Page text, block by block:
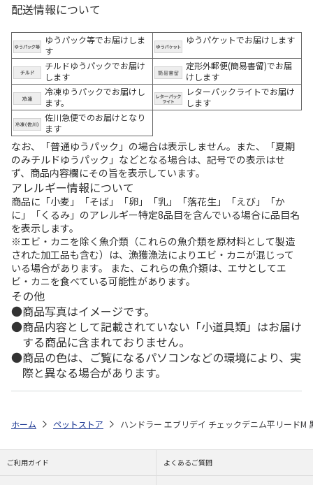
配送情報について
ゆうパック等でお届けしま
す
ゆうパケットでお届けします
チルドゆうパックでお届け
します
定形外郵便(簡易書留)でお届
けします
冷凍ゆうパックでお届けし
ます。
レターパックライトでお届け
します
佐川急便でのお届けとなり
ます
なお、「普通ゆうパック」の場合は表示しません。また、「夏期
のみチルドゆうパック」などとなる場合は、記号での表示はせ
ず、商品内容欄にその旨を表示しています。
アレルギー情報について
商品に「小麦」「そば」「卵」「乳」「落花生」「えび」「か
に」「くるみ」のアレルギー特定8品目を含んでいる場合に品目名
を表示します。
※エビ・カニを除く魚介類（これらの魚介類を原材料として製造
された加工品も含む）は、漁獲漁法によりエビ・カニが混じって
いる場合があります。 また、これらの魚介類は、エサとしてエ
ビ・カニを食べている可能性があります。
その他
商品写真はイメージです。
商品内容として記載されていない「小道具類」はお届け
する商品に含まれておりません。
商品の色は、ご覧になるパソコンなどの環境により、実
際と異なる場合があります。
ホーム ペットストア ハンドラー エブリデイ チェックデニム平リードM
ご利用ガイド よくあるご質問